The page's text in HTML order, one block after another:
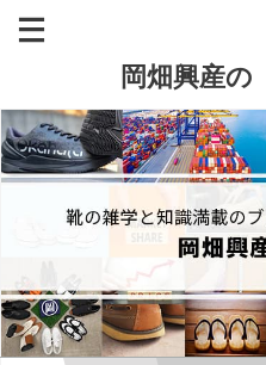
岡畑興産の